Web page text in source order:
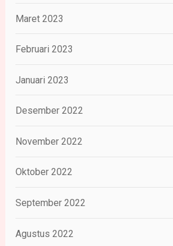
Maret 2023
Februari 2023
Januari 2023
Desember 2022
November 2022
Oktober 2022
September 2022
Agustus 2022